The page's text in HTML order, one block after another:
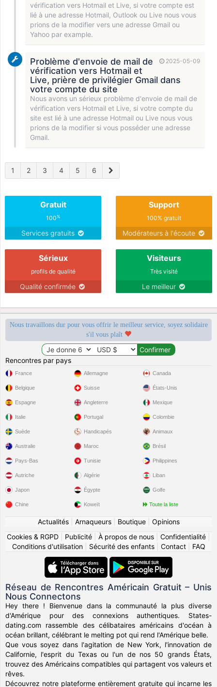
vérification vers Hotmail et Live, si votre compte est
lié à une adresse Hotmail, Outlook ou Live nous vous
prions de la modifier vers une adresse Gmail ou
Yahoo par example.
2025-05-09
Problème d'envoie de mail de
vérification vers Hotmail et
Live, prière de privilégier Gmail dans
votre compte du site
Nous avons un sérieux problème d'envoie de mail de
vérification vers Hotmail et Live, si votre compte du
site est lié à une adresse Hotmail ou Live nous vous
prions de la modifier si vous posséder une adresse
Gmail.
1 2 3 4 5 6
Gratuit
100%
Services gratuits
Support
100% gratuit
Modérateurs à l'écoute
Sérieux
profils de qualité
Qualité confirmée
Visiteurs
Très visité
Le meilleur
Nous travaillons dur pour vous offrir le meilleur service, soyez solidaire
s'il vous plaît
Rencontres par pays
France
Belgique
Espagne
Italie
Suède
Allemagne
Suisse
Angleterre
Portugal
Handicapés
Canada
États-Unis
Mexique
Colombie
Animaux
Australie
Pays-Bas
Autriche
Japon
Chine
Maroc
Tunisie
Algérie
Égypte
Koweït
Brésil
Philippines
Liban
Golfe
Toute la liste
Actualités| Arnaqueurs| Boutique| Opinions
Cookies & RGPD
Publicité À propos de nous Confidentialité
Conditions d'utilisation| Sécurité des enfants| Contact| FAQ
Réseau de Rencontres Américain Gratuit – Unis
Nous Connectons
Hey there ! Bienvenue dans la communauté la plus diverse
d'Amérique pour des connexions authentiques. States-
dating.com rassemble des célibataires américains d'océan à
océan brillant, célébrant le melting pot qui rend l'Amérique belle.
Que vous soyez dans l'agitation de New York, l'innovation de
Californie, l'esprit du Texas ou l'un de nos 50 grands États,
trouvez des Américains compatibles qui partagent vos valeurs et
rêves.
Découvrez notre plateforme entièrement gratuite qui incarne les